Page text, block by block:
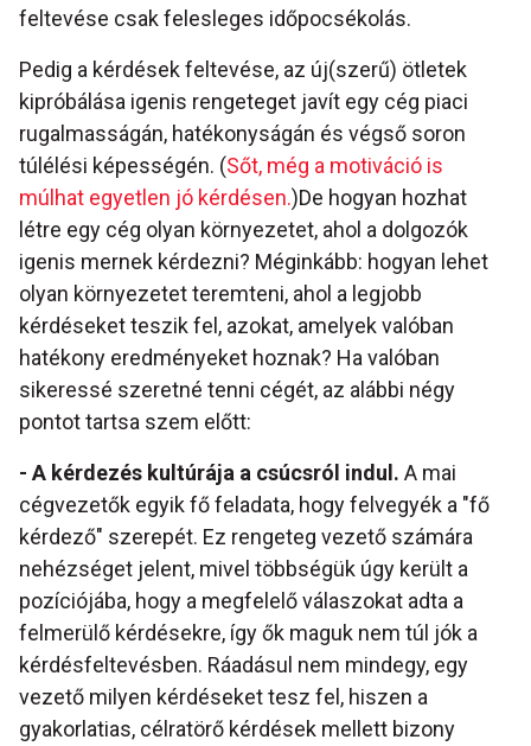
feltevése csak felesleges időpocsékolás.
Pedig a kérdések feltevése, az új(szerű) ötletek
kipróbálása igenis rengeteget javít egy cég piaci
rugalmasságán, hatékonyságán és végső soron
túlélési képességén. (Sőt, még a motiváció is
múlhat egyetlen jó kérdésen.)De hogyan hozhat
létre egy cég olyan környezetet, ahol a dolgozók
igenis mernek kérdezni? Méginkább: hogyan lehet
olyan környezetet teremteni, ahol a legjobb
kérdéseket teszik fel, azokat, amelyek valóban
hatékony eredményeket hoznak? Ha valóban
sikeressé szeretné tenni cégét, az alábbi négy
pontot tartsa szem előtt:
- A kérdezés kultúrája a csúcsról indul. A mai
cégvezetők egyik fő feladata, hogy felvegyék a "fő
kérdező" szerepét. Ez rengeteg vezető számára
nehézséget jelent, mivel többségük úgy került a
pozíciójába, hogy a megfelelő válaszokat adta a
felmerülő kérdésekre, így ők maguk nem túl jók a
kérdésfeltevésben. Ráadásul nem mindegy, egy
vezető milyen kérdéseket tesz fel, hiszen a
gyakorlatias, célratörő kérdések mellett bizony